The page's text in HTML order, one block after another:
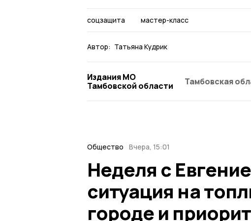
соцзащита мастер-класс
Автор: Татьяна Кудрик
Издания МО
Тамбовской области
Тамбовская
Общество Вчера, 15:01
Неделя с
ситуация на
городе и